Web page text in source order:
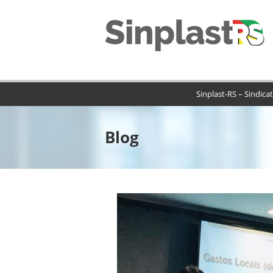
Sinplast-RS –
Blog